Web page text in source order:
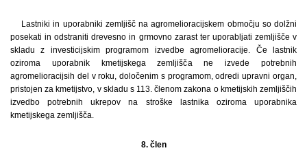
Lastniki in uporabniki zemljišč na agromelioracijskem območju so dolžni
posekati in odstraniti drevesno in grmovno zarast ter uporabljati zemljišče v
skladu z investicijskim programom izvedbe agromelioracije. Če lastnik
oziroma uporabnik kmetijskega zemljišča ne izvede potrebnih
agromelioracijsih del v roku, določenim s programom, odredi upravni organ,
pristojen za kmetijstvo, v skladu s 113. členom zakona o kmetijskih zemljiščih
izvedbo potrebnih ukrepov na stroške lastnika oziroma uporabnika
kmetijskega zemljišča.
8. člen